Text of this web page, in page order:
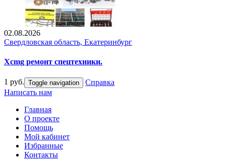
02.08.2026
Свердловская область, Екатеринбург
Xcmg ремонт спецтехники.
1 руб. Toggle navigation
Справка
Написать нам
Главная
О проекте
Помощь
Мой кабинет
Избранные
Контакты